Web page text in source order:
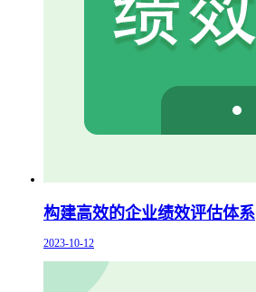
构建高效的企业绩效评估体系
2023-10-12